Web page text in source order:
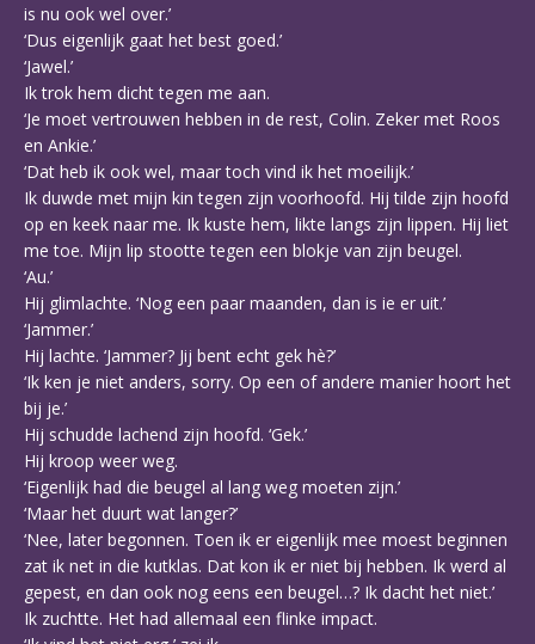
is nu ook wel over.’
‘Dus eigenlijk gaat het best goed.’
‘Jawel.’
Ik trok hem dicht tegen me aan.
‘Je moet vertrouwen hebben in de rest, Colin. Zeker met Roos
en Ankie.’
‘Dat heb ik ook wel, maar toch vind ik het moeilijk.’
Ik duwde met mijn kin tegen zijn voorhoofd. Hij tilde zijn hoofd
op en keek naar me. Ik kuste hem, likte langs zijn lippen. Hij liet
me toe. Mijn lip stootte tegen een blokje van zijn beugel.
‘Au.’
Hij glimlachte. ‘Nog een paar maanden, dan is ie er uit.’
‘Jammer.’
Hij lachte. ‘Jammer? Jij bent echt gek hè?’
‘Ik ken je niet anders, sorry. Op een of andere manier hoort het
bij je.’
Hij schudde lachend zijn hoofd. ‘Gek.’
Hij kroop weer weg.
‘Eigenlijk had die beugel al lang weg moeten zijn.’
‘Maar het duurt wat langer?’
‘Nee, later begonnen. Toen ik er eigenlijk mee moest beginnen
zat ik net in die kutklas. Dat kon ik er niet bij hebben. Ik werd al
gepest, en dan ook nog eens een beugel…? Ik dacht het niet.’
Ik zuchtte. Het had allemaal een flinke impact.